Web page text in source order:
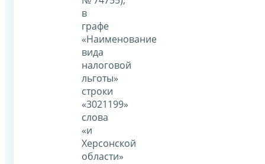
в
графе
«Наименование
вида
налоговой
льготы»
строки
«3021199»
слова
«и
Херсонской
области»